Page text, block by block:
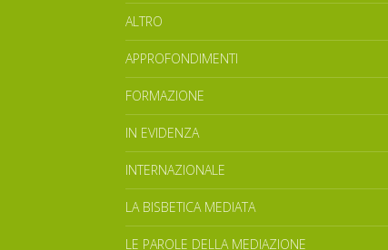
ALTRO
APPROFONDIMENTI
FORMAZIONE
IN EVIDENZA
INTERNAZIONALE
LA BISBETICA MEDIATA
LE PAROLE DELLA MEDIAZIONE